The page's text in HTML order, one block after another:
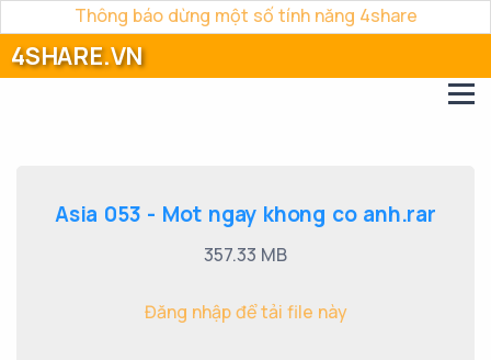
Thông báo dừng một số tính năng 4share
4SHARE.VN
Asia 053 - Mot ngay khong co anh.rar
357.33 MB
Đăng nhập để tải file này